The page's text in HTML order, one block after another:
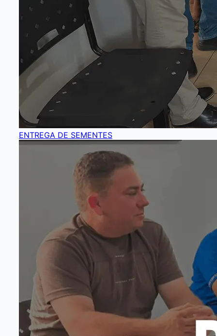
ENTREGA DE SEMENTES